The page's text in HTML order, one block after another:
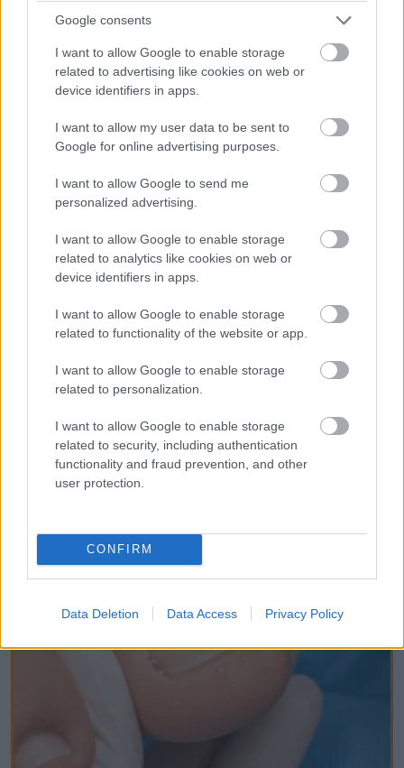
Google consents
I want to allow Google to enable storage
related to advertising like cookies on web or
device identifiers in apps.
I want to allow my user data to be sent to
Google for online advertising purposes.
I want to allow Google to send me
personalized advertising.
I want to allow Google to enable storage
related to analytics like cookies on web or
device identifiers in apps.
I want to allow Google to enable storage
related to functionality of the website or app.
I want to allow Google to enable storage
related to personalization.
I want to allow Google to enable storage
related to security, including authentication
functionality and fraud prevention, and other
user protection.
CONFIRM
Data Deletion Data Access Privacy Policy
koncertjegy, színház, borkóstoló, horgászat, kirándulás
vagy egy baráti vacsora is örömet szerezhet. Az
ajándékot érdemes néhány személyes sorral vagy egy
kedves János-napi köszöntővel kiegészíteni.
Fungus Is A Parasite, And It Dies From A
Drop Of Plain...